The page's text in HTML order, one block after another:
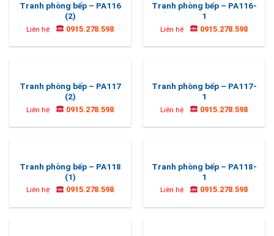
Tranh phòng bếp – PA116
(2)
Liên hệ 0915.278.598
Tranh phòng bếp – PA116-
1
Liên hệ 0915.278.598
Tranh phòng bếp – PA117
(2)
Liên hệ 0915.278.598
Tranh phòng bếp – PA117-
1
Liên hệ 0915.278.598
Tranh phòng bếp – PA118
(1)
Liên hệ 0915.278.598
Tranh phòng bếp – PA118-
1
Liên hệ 0915.278.598